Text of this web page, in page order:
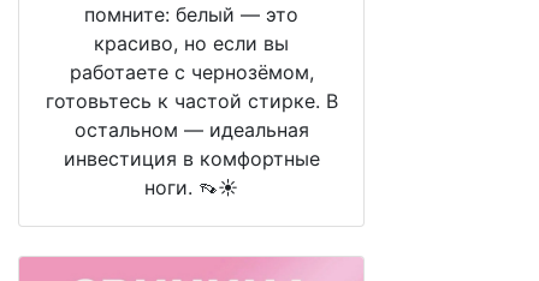
помните: белый — это
красиво, но если вы
работаете с чернозёмом,
готовьтесь к частой стирке. В
остальном — идеальная
инвестиция в комфортные
ноги. 👡☀️